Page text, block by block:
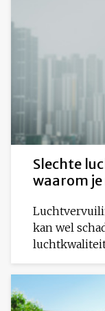
Slechte
waarom
kan wel